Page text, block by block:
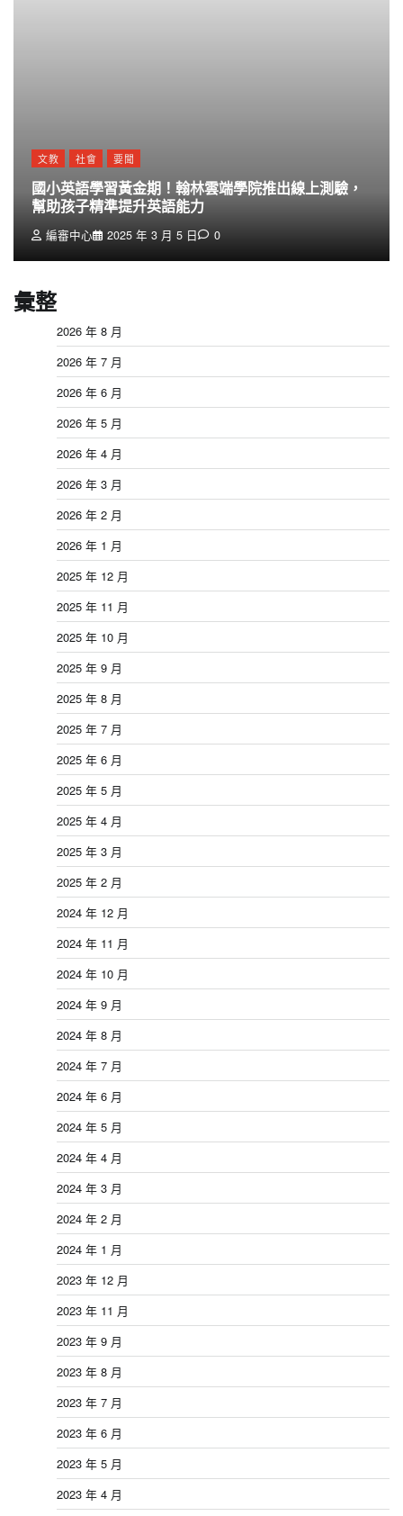
文教 社會 要聞
國小英語學習黃金期！翰林雲端學院推出線上測驗，
幫助孩子精準提升英語能力
編審中心 2025 年 3 月 5 日 0
彙整
2026 年 8 月
2026 年 7 月
2026 年 6 月
2026 年 5 月
2026 年 4 月
2026 年 3 月
2026 年 2 月
2026 年 1 月
2025 年 12 月
2025 年 11 月
2025 年 10 月
2025 年 9 月
2025 年 8 月
2025 年 7 月
2025 年 6 月
2025 年 5 月
2025 年 4 月
2025 年 3 月
2025 年 2 月
2024 年 12 月
2024 年 11 月
2024 年 10 月
2024 年 9 月
2024 年 8 月
2024 年 7 月
2024 年 6 月
2024 年 5 月
2024 年 4 月
2024 年 3 月
2024 年 2 月
2024 年 1 月
2023 年 12 月
2023 年 11 月
2023 年 9 月
2023 年 8 月
2023 年 7 月
2023 年 6 月
2023 年 5 月
2023 年 4 月